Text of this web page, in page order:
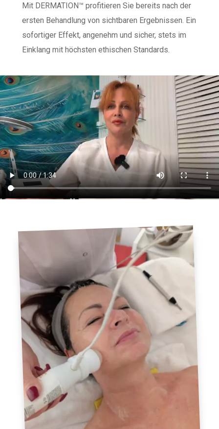
Mit DERMATION™ profitieren Sie bereits nach der
ersten Behandlung von sichtbaren Ergebnissen. Ein
sofortiger Effekt, angenehm und sicher, stets im
Einklang mit höchsten ethischen Standards.